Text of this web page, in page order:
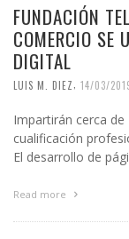
FUNDACIÓN
COMERCIO SE
DIGITAL
LUIS M. DIEZ, 14/03/
Impartirán cerca
cualificación
El desarrollo de
Read more